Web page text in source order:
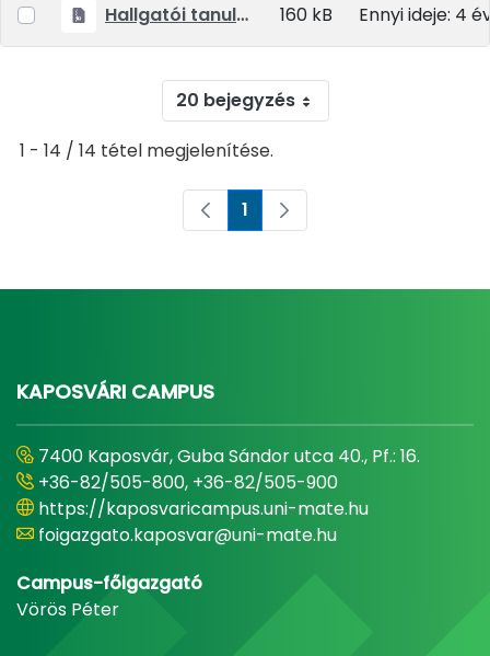
Hallgatói tanulmányi mobilitás dokumentumok 160 kB Ennyi ideje: 4
20 bejegyzés
1 - 14 / 14 tétel megjelenítése.
Oldal
1
KAPOSVÁRI CAMPUS
7400 Kaposvár, Guba Sándor utca 40., Pf.: 16.
+36-82/505-800, +36-82/505-900
https://kaposvaricampus.uni-mate.hu
foigazgato.kaposvar@uni-mate.hu
Campus-főigazgató
Vörös Péter